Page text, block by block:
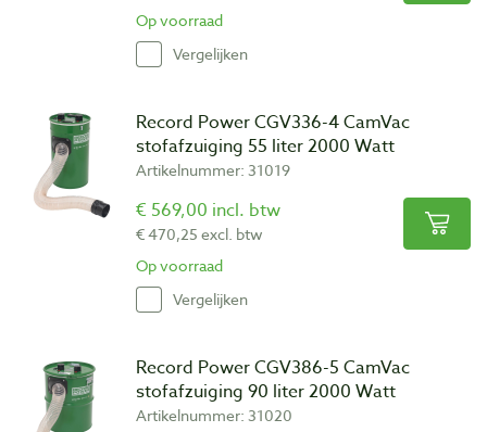
Op voorraad
Vergelijken
Record Power CGV336-4 CamVac
stofafzuiging 55 liter 2000 Watt
Artikelnummer: 31019
€ 569,00 incl. btw
€ 470,25 excl. btw
Op voorraad
Vergelijken
Record Power CGV386-5 CamVac
stofafzuiging 90 liter 2000 Watt
Artikelnummer: 31020